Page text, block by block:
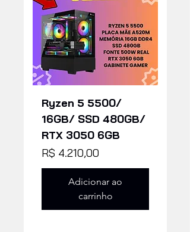
Ryzen 5 5500/
16GB/ SSD 480GB/
RTX 3050 6GB
Preço
R$ 4.210,00
Adicionar ao
carrinho